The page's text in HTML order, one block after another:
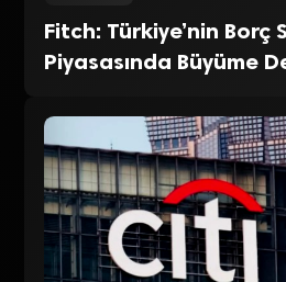
Fitch: Türkiye’nin Borç
Piyasasında Büyüme